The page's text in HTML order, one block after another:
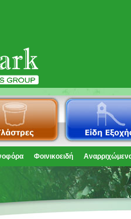
Φοινικοειδή